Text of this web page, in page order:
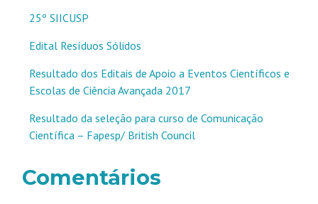
25º SIICUSP
Edital Resíduos Sólidos
Resultado dos Editais de Apoio a Eventos Científicos e
Escolas de Ciência Avançada 2017
Resultado da seleção para curso de Comunicação
Científica – Fapesp/ British Council
Comentários